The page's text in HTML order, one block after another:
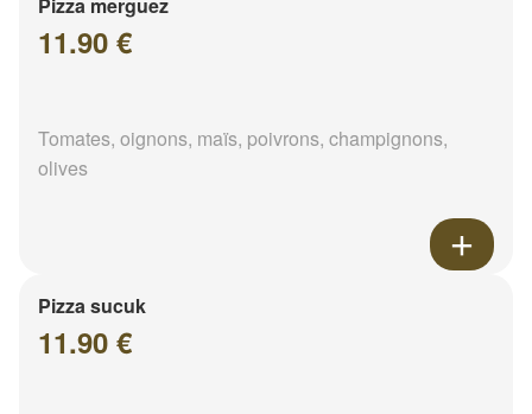
11.90 €
Tomates, oignons, maïs, poivrons, champignons,
olives
Pizza sucuk
11.90 €